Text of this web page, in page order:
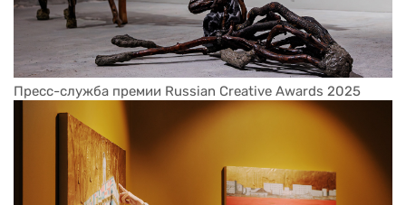
Пресс-служба премии Russian Creative Awards 2025